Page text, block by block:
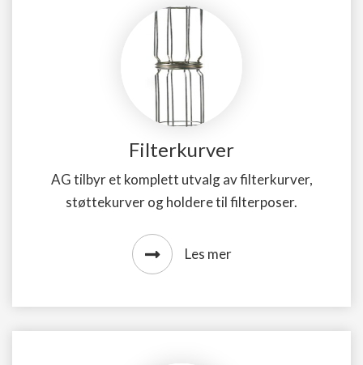
Filterkurver
AG tilbyr et komplett utvalg av filterkurver,
støttekurver og holdere til filterposer.
Les mer